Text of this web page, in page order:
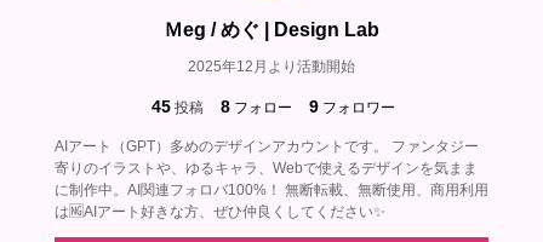
Ｍeg / めぐ | Design Lab
2025年12月より活動開始
45 投稿 8 フォロー 9 フォロワー
AIアート（GPT）多めのデザインアカウントです。 ファンタジー
寄りのイラストや、ゆるキャラ、Webで使えるデザインを気まま
に制作中。AI関連フォロバ100%！ 無断転載、無断使用、商用利用
は🆖AIアート好きな方、ぜひ仲良くしてください✨